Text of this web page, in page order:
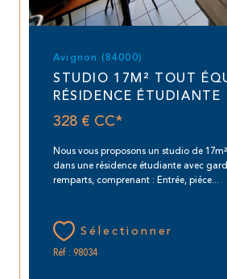
Avignon (84000)
STUDIO 17M² TOUT
RÉSIDENCE ÉTUDIANTE
328 € CC*
Nous vous proposons un studio de
dans une résidence étudiante avec
remparts, comprenant : Entrée, piéce...
Sélectionner
Réf : 98034